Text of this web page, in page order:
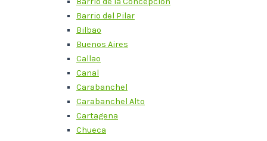
Barrio del Pilar
Bilbao
Buenos Aires
Callao
Canal
Carabanchel
Carabanchel Alto
Cartagena
Chueca